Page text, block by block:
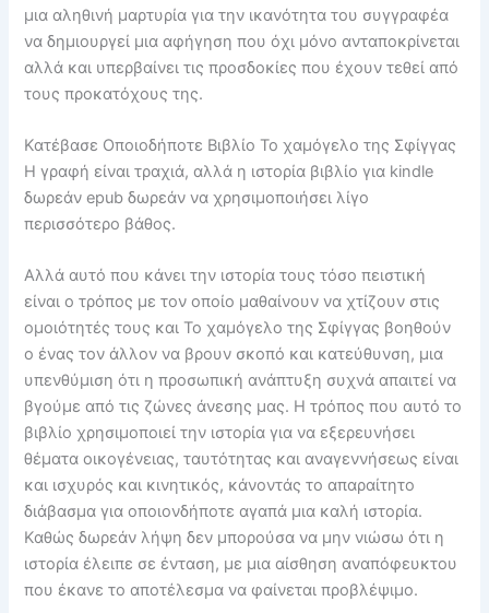
μια αληθινή μαρτυρία για την ικανότητα του συγγραφέα
να δημιουργεί μια αφήγηση που όχι μόνο ανταποκρίνεται
αλλά και υπερβαίνει τις προσδοκίες που έχουν τεθεί από
τους προκατόχους της.
Κατέβασε Οποιοδήποτε Βιβλίο Το χαμόγελο της Σφίγγας
Η γραφή είναι τραχιά, αλλά η ιστορία βιβλίο για kindle
δωρεάν epub δωρεάν να χρησιμοποιήσει λίγο
περισσότερο βάθος.
Αλλά αυτό που κάνει την ιστορία τους τόσο πειστική
είναι ο τρόπος με τον οποίο μαθαίνουν να χτίζουν στις
ομοιότητές τους και Το χαμόγελο της Σφίγγας βοηθούν
ο ένας τον άλλον να βρουν σκοπό και κατεύθυνση, μια
υπενθύμιση ότι η προσωπική ανάπτυξη συχνά απαιτεί να
βγούμε από τις ζώνες άνεσης μας. Η τρόπος που αυτό το
βιβλίο χρησιμοποιεί την ιστορία για να εξερευνήσει
θέματα οικογένειας, ταυτότητας και αναγεννήσεως είναι
και ισχυρός και κινητικός, κάνοντάς το απαραίτητο
διάβασμα για οποιονδήποτε αγαπά μια καλή ιστορία.
Καθώς δωρεάν λήψη δεν μπορούσα να μην νιώσω ότι η
ιστορία έλειπε σε ένταση, με μια αίσθηση αναπόφευκτου
που έκανε το αποτέλεσμα να φαίνεται προβλέψιμο.